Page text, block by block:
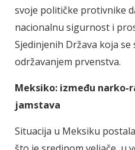
svoje političke protivnike
nacionalnu sigurnost i
Sjedinjenih Država koja
održavanjem prvenstva.
Meksiko: između
jamstava
Situacija u Meksiku